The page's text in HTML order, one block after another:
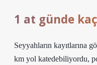
1 at günde
Seyyahların kayıtlarına
km yol katedebiliyordu,